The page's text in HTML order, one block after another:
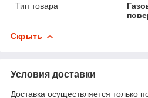
Тип товара
Скрыть
Условия доставки
Доставка осуществляется только